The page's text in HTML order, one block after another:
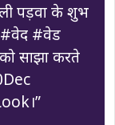
पड़वा के शुभ
#वेद #वेड
साझा करते